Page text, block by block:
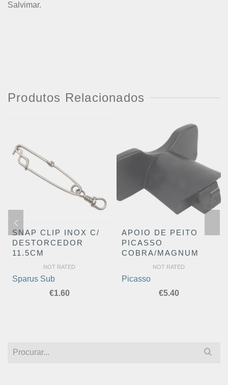
Salvimar.
Produtos Relacionados
SNAP CLIP INOX C/
DESTORCEDOR
11.5CM
NOT RATED
Sparus Sub
€1.60
APOIO DE PEITO
PICASSO
COBRA/MAGNUM
NOT RATED
Picasso
€5.40
Search